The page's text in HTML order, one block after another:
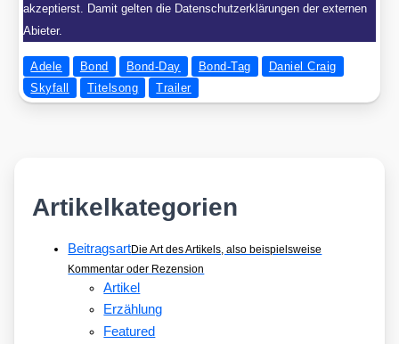
akzeptierst. Damit gelten die Datenschutzerklärungen der externen
Abieter.
Adele Bond Bond-Day Bond-Tag
Daniel Craig
Skyfall
Titelsong Trailer
Artikelkategorien
BeitragsartDie Art des Artikels, also beispielsweise
Kommentar oder Rezension
Artikel
Erzählung
Featured